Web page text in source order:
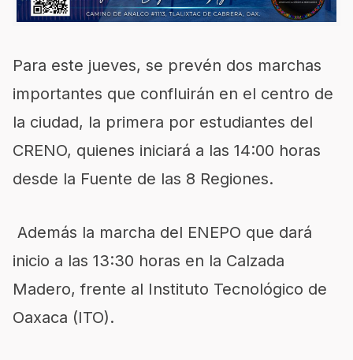
Para este jueves, se prevén dos marchas
importantes que confluirán en el centro de
la ciudad, la primera por estudiantes del
CRENO, quienes iniciará a las 14:00 horas
desde la Fuente de las 8 Regiones.
Además la marcha del ENEPO que dará
inicio a las 13:30 horas en la Calzada
Madero, frente al Instituto Tecnológico de
Oaxaca (ITO).